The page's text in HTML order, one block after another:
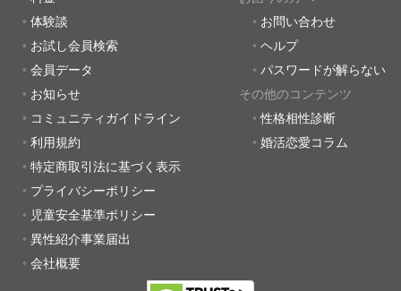
体験談
お試し会員検索
会員データ
お知らせ
コミュニティガイドライン
利用規約
特定商取引法に基づく表示
プライバシーポリシー
児童安全基準ポリシー
異性紹介事業届出
会社概要
お問い合わせ
ヘルプ
パスワードが解らない
その他のコンテンツ
性格相性診断
婚活恋愛コラム